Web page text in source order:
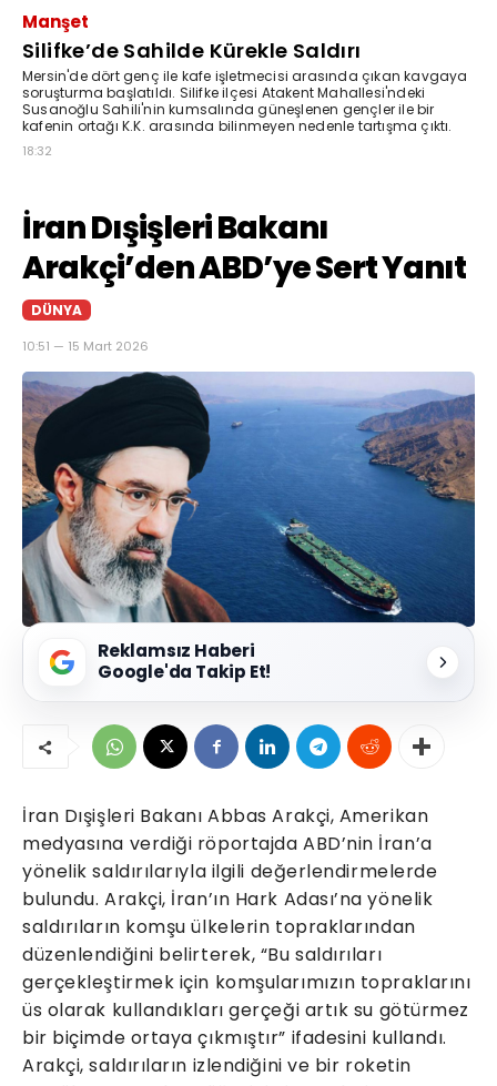
Manşet
Silifke’de Sahilde Kürekle Saldırı
Mersin'de dört genç ile kafe işletmecisi arasında çıkan kavgaya
soruşturma başlatıldı. Silifke ilçesi Atakent Mahallesi'ndeki
Susanoğlu Sahili'nin kumsalında güneşlenen gençler ile bir
kafenin ortağı K.K. arasında bilinmeyen nedenle tartışma çıktı.
18:32